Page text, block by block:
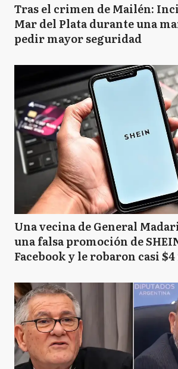
Tras el crimen de Mailén:
Mar del Plata durante una
pedir mayor seguridad
Una vecina de General
una falsa promoción de
Facebook y le robaron casi